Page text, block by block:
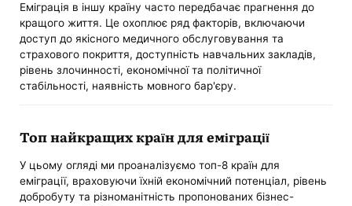
Еміграція в іншу країну часто передбачає прагнення до
кращого життя. Це охоплює ряд факторів, включаючи
доступ до якісного медичного обслуговування та
страхового покриття, доступність навчальних закладів,
рівень злочинності, економічної та політичної
стабільності, наявність мовного бар'єру.
Топ найкращих країн для еміграції
У цьому огляді ми проаналізуємо топ-8 країн для
еміграції, враховуючи їхній економічний потенціал, рівень
добробуту та різноманітність пропонованих бізнес-